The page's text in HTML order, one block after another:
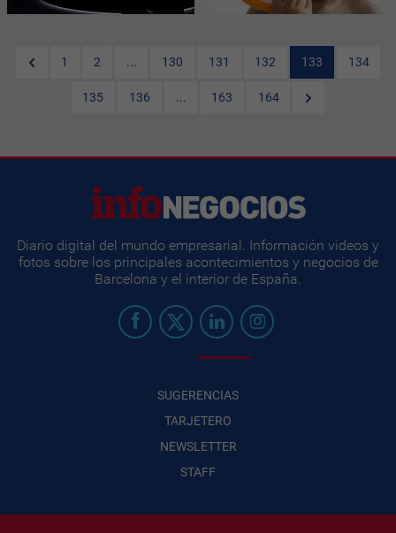
1 2 ... 130 131 132 133 134
135 136 ... 163 164
Diario digital del mundo empresarial. Información videos y
fotos sobre los principales acontecimientos y negocios de
Barcelona y el interior de España.
SUGERENCIAS
TARJETERO
NEWSLETTER
STAFF